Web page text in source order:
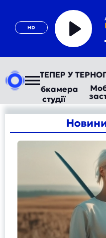
HD
Play
ТЕПЕР У ТЕРНОПОЛІ -
Вебкамера
студії